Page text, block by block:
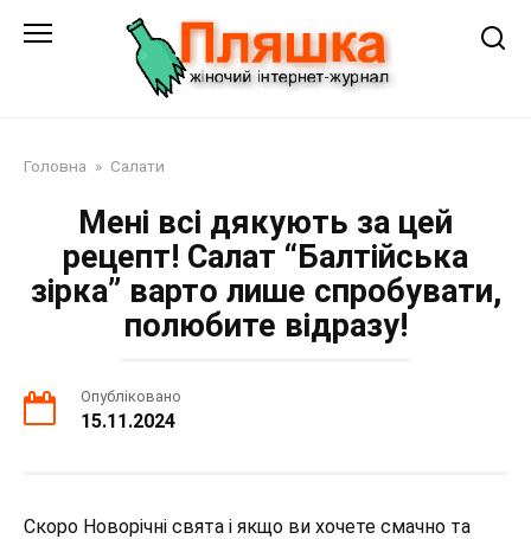
Головна » Салати
Мені всі дякують за цей
рецепт! Салат “Балтійська
зірка” варто лише спробувати,
полюбите відразу!
Опубліковано
15.11.2024
Скоро Новорічні свята і якщо ви хочете смачно та